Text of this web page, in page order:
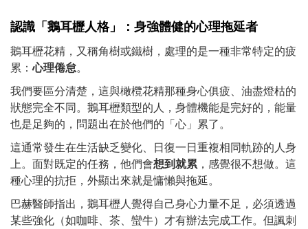
認識「鵝耳櫪人格」：身強體健的心理拖延者
鵝耳櫪花精，又稱角樹或鐵樹，處理的是一種非常特定的疲
累：心理倦怠。
我們要區分清楚，這與橄欖花精那種身心俱疲、油盡燈枯的
狀態完全不同。鵝耳櫪類型的人，身體機能是完好的，能量
也是足夠的，問題出在於他們的「心」累了。
這通常發生在生活缺乏變化、日復一日重複相同軌跡的人身
上。面對既定的任務，他們會想到就累 ，感覺很不想做。這
種心理的抗拒，外顯出來就是慵懶與拖延。
巴赫醫師指出，鵝耳櫪人覺得自己身心力量不足，必須透過
某些強化（如咖啡、茶、蠻牛）才有辦法完成工作。但諷刺